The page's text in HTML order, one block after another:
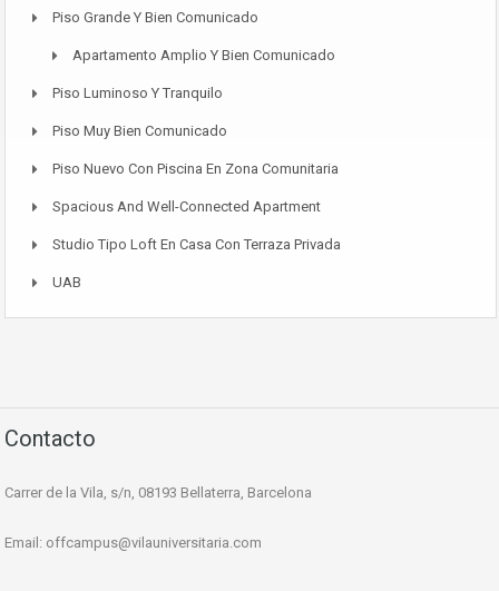
Piso Grande Y Bien Comunicado
Apartamento Amplio Y Bien Comunicado
Piso Luminoso Y Tranquilo
Piso Muy Bien Comunicado
Piso Nuevo Con Piscina En Zona Comunitaria
Spacious And Well-Connected Apartment
Studio Tipo Loft En Casa Con Terraza Privada
UAB
Contacto
Carrer de la Vila, s/n, 08193 Bellaterra, Barcelona
Email: offcampus@vilauniversitaria.com